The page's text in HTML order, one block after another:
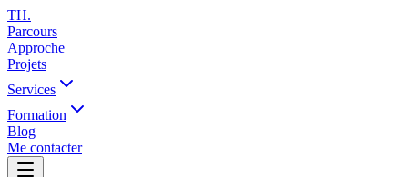
TH.
Parcours
Approche
Projets
Services
Formation
Blog
Me contacter